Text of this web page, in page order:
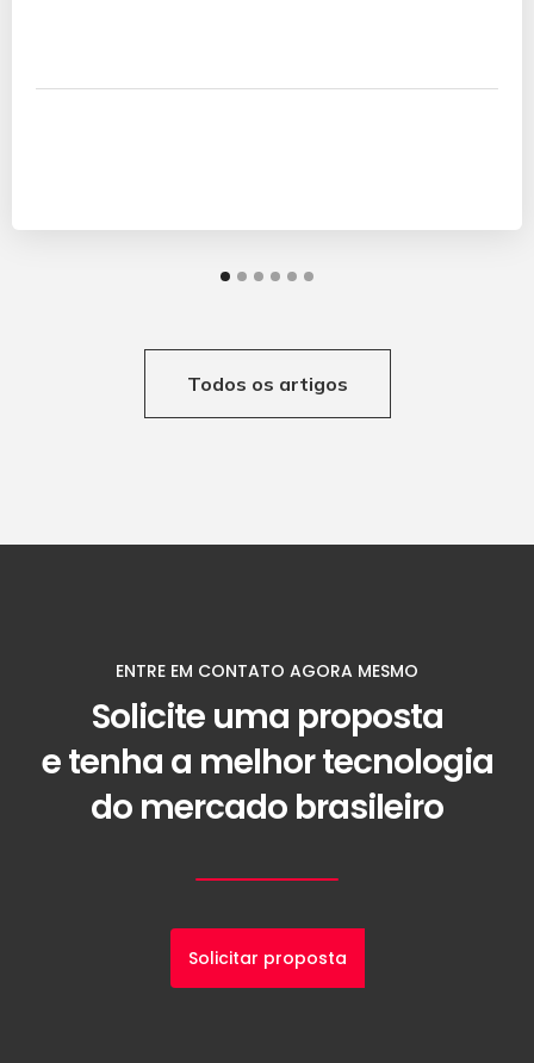
Todos os artigos
ENTRE EM CONTATO AGORA MESMO
Solicite uma proposta
e tenha a melhor tecnologia
do mercado brasileiro
Solicitar proposta